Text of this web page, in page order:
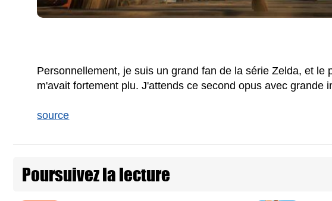
Personnellement, je suis un grand fan de la série Zelda, et le
m'avait fortement plu. J'attends ce second opus avec grande
source
Poursuivez la lecture